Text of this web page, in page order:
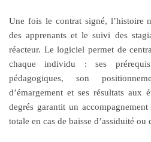
Une fois le contrat signé, l’histoire
des apprenants et le suivi des
réacteur. Le logiciel permet de
chaque individu : ses
pédagogiques, son
d’émargement et ses résultats aux
degrés garantit un
totale en cas de baisse d’assiduité ou